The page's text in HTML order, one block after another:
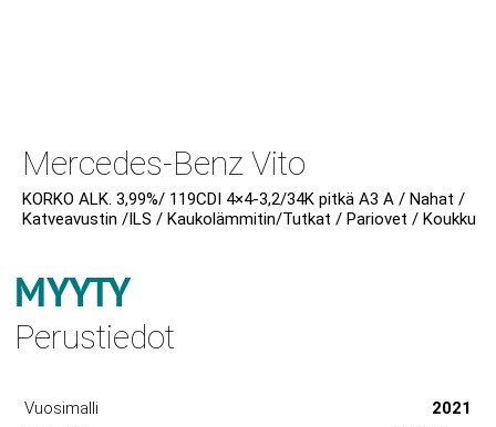
Mercedes-Benz Vito
KORKO ALK. 3,99%/ 119CDI 4×4-3,2/34K pitkä A3 A / Nahat /
Katveavustin /ILS / Kaukolämmitin/Tutkat / Pariovet / Koukku
MYYTY
Perustiedot
Vuosimalli
2021